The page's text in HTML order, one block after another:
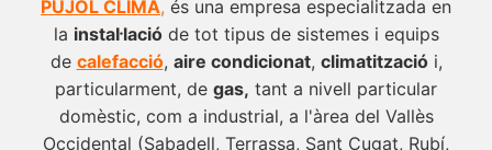
PUJOL CLIMA, és una empresa especialitzada en
la instal·lacióde tot tipus de sistemes i equips
de calefacció, aire condicionat, climatitzaciói,
particularment, de gas, tant a nivell particular
domèstic, com a industrial, a l'àrea del Vallès
Occidental (Sabadell, Terrassa, Sant Cugat, Rubí,